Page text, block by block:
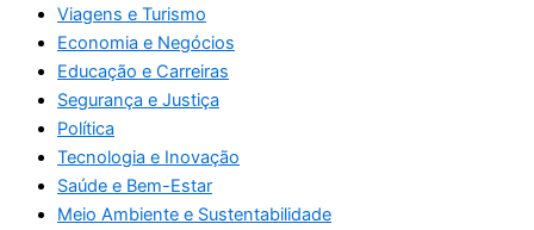
Viagens e Turismo
Economia e Negócios
Educação e Carreiras
Segurança e Justiça
Política
Tecnologia e Inovação
Saúde e Bem-Estar
Meio Ambiente e Sustentabilidade